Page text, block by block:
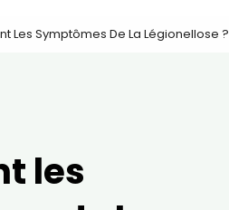
Les Symptômes De La Légionellose ?
les